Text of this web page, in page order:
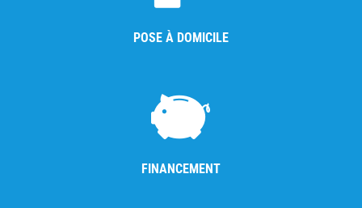
POSE À DOMICILE
FINANCEMENT